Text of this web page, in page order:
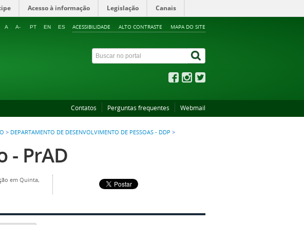
Acesso à informação Legislação Canais
ACESSIBILIDADE ALTO CONTRASTE MAPA DO SITE
A A- PT EN ES
Contatos Perguntas frequentes Webmail
> DEPARTAMENTO DE DESENVOLVIMENTO DE PESSOAS - DDP >
- PrAD
em Quinta,